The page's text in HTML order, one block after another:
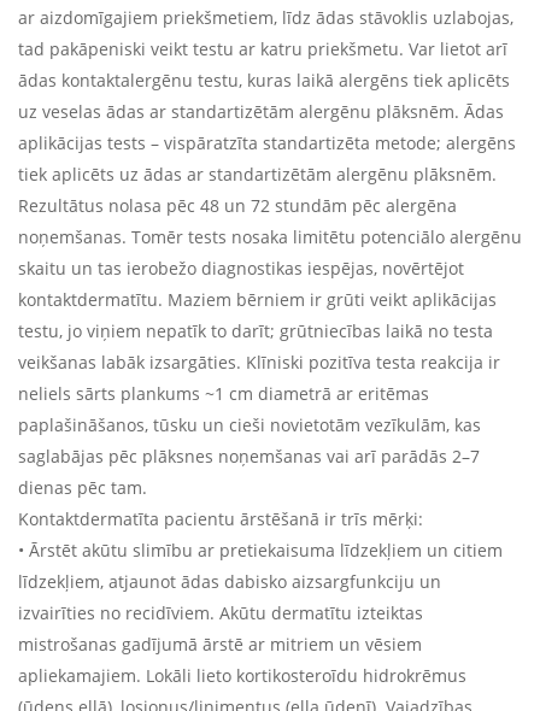
ar aizdomīgajiem priekšmetiem, līdz ādas stāvoklis uzlabojas,
tad pakāpeniski veikt testu ar katru priekšmetu. Var lietot arī
ādas kontaktalergēnu testu, kuras laikā alergēns tiek aplicēts
uz veselas ādas ar standartizētām alergēnu plāksnēm. Ādas
aplikācijas tests – vispāratzīta standartizēta metode; alergēns
tiek aplicēts uz ādas ar standartizētām alergēnu plāksnēm.
Rezultātus nolasa pēc 48 un 72 stundām pēc alergēna
noņemšanas. Tomēr tests nosaka limitētu potenciālo alergēnu
skaitu un tas ierobežo diagnostikas iespējas, novērtējot
kontaktdermatītu. Maziem bērniem ir grūti veikt aplikācijas
testu, jo viņiem nepatīk to darīt; grūtniecības laikā no testa
veikšanas labāk izsargāties. Klīniski pozitīva testa reakcija ir
neliels sārts plankums ~1 cm diametrā ar eritēmas
paplašināšanos, tūsku un cieši novietotām vezīkulām, kas
saglabājas pēc plāksnes noņemšanas vai arī parādās 2–7
dienas pēc tam.
Kontaktdermatīta pacientu ārstēšanā ir trīs mērķi:
• Ārstēt akūtu slimību ar pretiekaisuma līdzekļiem un citiem
līdzekļiem, atjaunot ādas dabisko aizsargfunkciju un
izvairīties no recidīviem. Akūtu dermatītu izteiktas
mistrošanas gadījumā ārstē ar mitriem un vēsiem
apliekamajiem. Lokāli lieto kortikosteroīdu hidrokrēmus